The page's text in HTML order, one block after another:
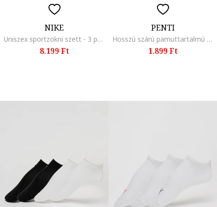
NIKE
Uniszex sportzokni szett - 3 pár, Fekete
8.199 Ft
PENTI
Hosszú szárú pamuttartalmú zokni, Fehér/Pasztellrózsaszín
1.899 Ft